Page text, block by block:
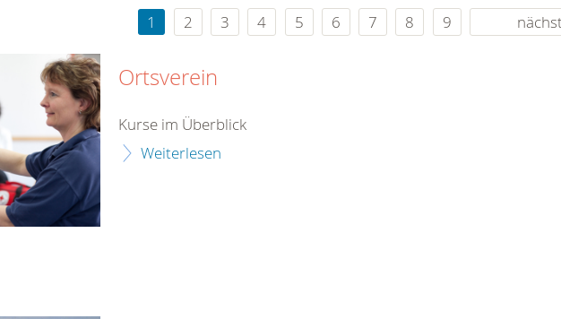
rund um die Uhr
1
2 3 4 5 6 7 8 9
Ortsverein
Kurse im Überblick
Weiterlesen